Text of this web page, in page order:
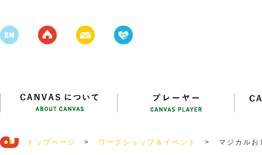
トップページ > ワークショップ＆イベント > マジカル